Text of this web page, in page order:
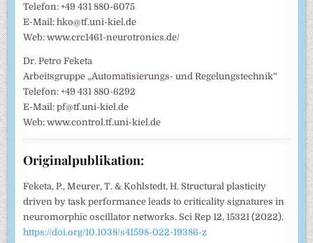
Telefon: +49 431 880-6075
E-Mail: hko@tf.uni-kiel.de
Web: www.crc1461-neurotronics.de/
Dr. Petro Feketa
Arbeitsgruppe „Automatisierungs- und Regelungstechnik“
Telefon: +49 431 880-6292
E-Mail: pf@tf.uni-kiel.de
Web: www.control.tf.uni-kiel.de
Originalpublikation:
Feketa, P., Meurer, T. & Kohlstedt, H. Structural plasticity
driven by task performance leads to criticality signatures in
neuromorphic oscillator networks. Sci Rep 12, 15321 (2022).
https://doi.org/10.1038/s41598-022-19386-z